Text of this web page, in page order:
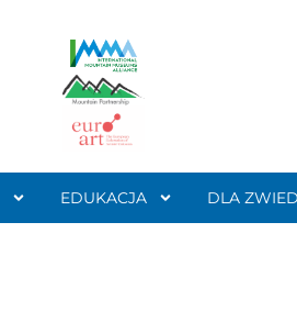
EDUKACJA DLA